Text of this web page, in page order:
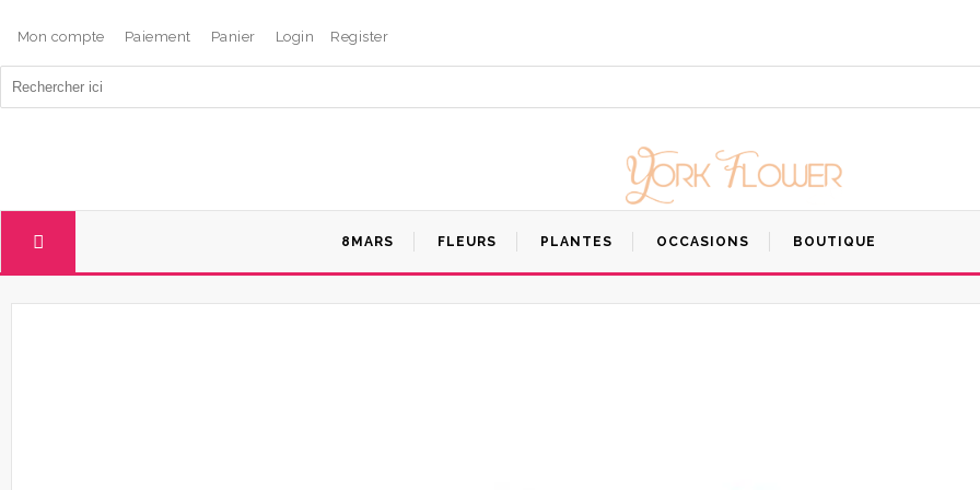
Mon compte Paiement Panier Login Register
for:
8MARS FLEURS PLANTES OCCASIONS BOUTIQUE